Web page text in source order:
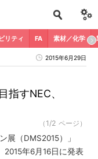
リティ FA 素材／化学
2015年6月29日
指すNEC、
（1/2 ページ）
展（DMS2015）」
2015年6月16日に発表